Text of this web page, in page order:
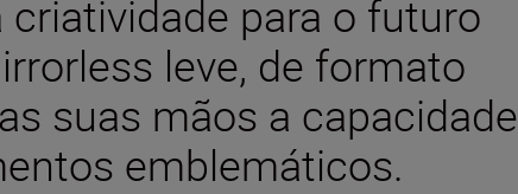
para o futuro
leve, de formato
suas mãos a capacidade
emblemáticos.